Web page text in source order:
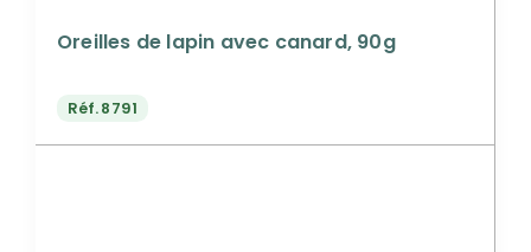
Oreilles de lapin avec canard, 90g
Réf.8791